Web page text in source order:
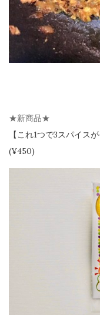
★新商品★
【これ1つで3スパイスが
(¥450)